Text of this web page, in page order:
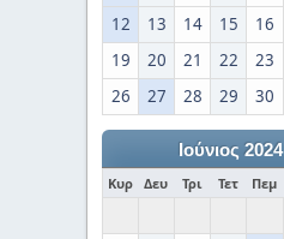
12
13 14 15 16
19
20 21 22 23
26
27 28 29 30
Ιούνιος 2024
Κυρ Δευ Τρι Τετ Πεμ